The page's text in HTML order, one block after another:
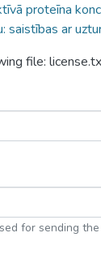
proteīna
saistības ar
file:
for sending